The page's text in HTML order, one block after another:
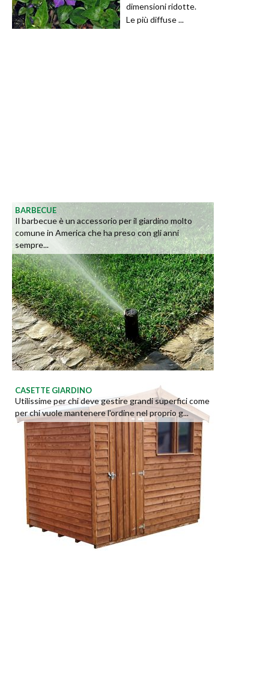
dimensioni ridotte.
Le più diffuse ...
BARBECUE
Il barbecue è un accessorio per il giardino molto
comune in America che ha preso con gli anni
sempre...
CASETTE GIARDINO
Utilissime per chi deve gestire grandi superfici come
per chi vuole mantenere l'ordine nel proprio g...